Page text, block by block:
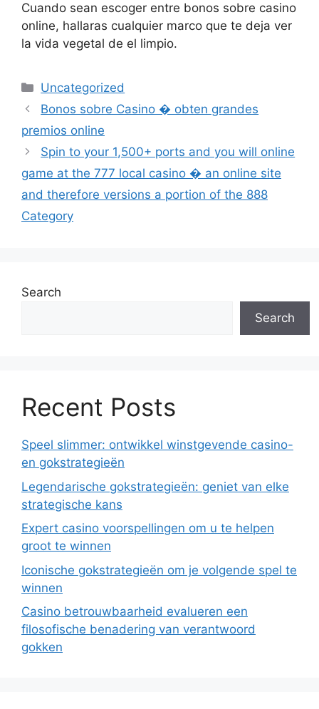
Cuando sean escoger entre bonos sobre casino
online, hallaras cualquier marco que te deja ver
la vida vegetal de el limpio.
Categories
Uncategorized
Bonos sobre Casino � obten grandes
premios online
Spin to your 1,500+ ports and you will online
game at the 777 local casino � an online site
and therefore versions a portion of the 888
Category
Search
Search
Recent Posts
Speel slimmer: ontwikkel winstgevende casino-
en gokstrategieën
Legendarische gokstrategieën: geniet van elke
strategische kans
Expert casino voorspellingen om u te helpen
groot te winnen
Iconische gokstrategieën om je volgende spel te
winnen
Casino betrouwbaarheid evalueren een
filosofische benadering van verantwoord
gokken